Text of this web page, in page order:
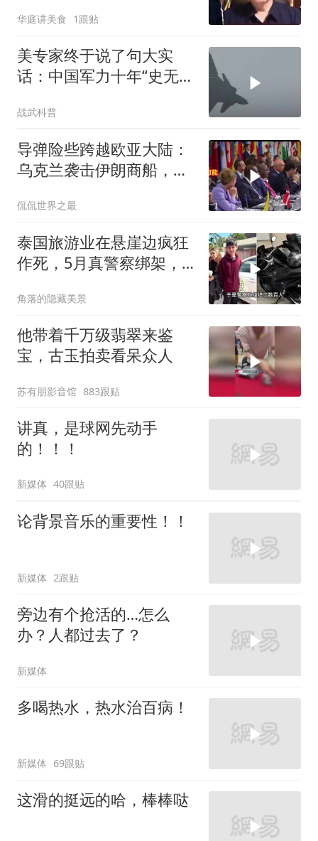
华庭讲美食 1跟贴
美专家终于说了句大实
话：中国军力十年“史无前
住了
战武科普
导弹险些跨越欧亚大陆：
乌克兰袭击伊朗商船，差
雷”
侃侃世界之最
泰国旅游业在悬崖边疯狂
作死，5月真警察绑架，7
角落的隐藏美景
他带着千万级翡翠来鉴
宝，古玉拍卖看呆众人
苏有朋影音馆 883跟贴
讲真，是球网先动手
的！！！
新媒体 40跟贴
论背景音乐的重要性！！
新媒体 2跟贴
旁边有个抢活的…怎么
办？人都过去了？
新媒体
多喝热水，热水治百病！
新媒体 69跟贴
这滑的挺远的哈，棒棒哒